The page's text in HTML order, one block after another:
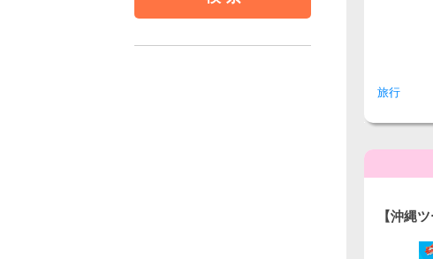
旅行
【沖縄